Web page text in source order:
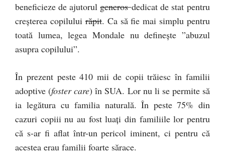
beneficieze de ajutorulgenerosdedicat de stat pentru
creșterea copiluluirăpit. Ca să fie mai simplu pentru
toată lumea, legea Mondale nu definește ”abuzul
asupra copilului”.
În prezent peste 410 mii de copii trăiesc în familii
adoptive (foster care) în SUA. Lor nu li se permite să
ia legătura cu familia naturală. În peste 75% din
cazuri copiii nu au fost luați din familiile lor pentru
că s-ar fi aflat într-un pericol iminent, ci pentru că
acestea erau familii foarte sărace.